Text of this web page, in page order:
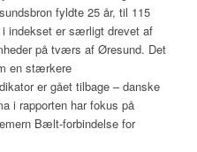
fyldte 25 år, til 115
indekset er særligt drevet af
på tværs af Øresund. Det
en stærkere
er gået tilbage – danske
i rapporten har fokus på
Bælt-forbindelse for